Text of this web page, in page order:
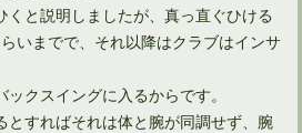
くと説明しましたが、真っ直ぐひける
いまでで、それ以降はクラブはインサ
クスイングに入るからです。
とすればそれは体と腕が同調せず、腕